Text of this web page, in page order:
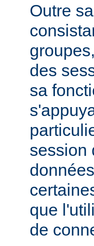
Outre
des
sa
session
que
de